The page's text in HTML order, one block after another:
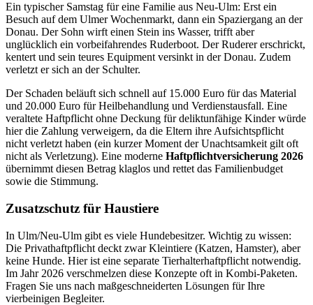
Ein typischer Samstag für eine Familie aus Neu-Ulm: Erst ein
Besuch auf dem Ulmer Wochenmarkt, dann ein Spaziergang an der
Donau. Der Sohn wirft einen Stein ins Wasser, trifft aber
unglücklich ein vorbeifahrendes Ruderboot. Der Ruderer erschrickt,
kentert und sein teures Equipment versinkt in der Donau. Zudem
verletzt er sich an der Schulter.
Der Schaden beläuft sich schnell auf 15.000 Euro für das Material
und 20.000 Euro für Heilbehandlung und Verdienstausfall. Eine
veraltete Haftpflicht ohne Deckung für deliktunfähige Kinder würde
hier die Zahlung verweigern, da die Eltern ihre Aufsichtspflicht
nicht verletzt haben (ein kurzer Moment der Unachtsamkeit gilt oft
nicht als Verletzung). Eine moderne Haftpflichtversicherung 2026
übernimmt diesen Betrag klaglos und rettet das Familienbudget
sowie die Stimmung.
Zusatzschutz für Haustiere
In Ulm/Neu-Ulm gibt es viele Hundebesitzer. Wichtig zu wissen:
Die Privathaftpflicht deckt zwar Kleintiere (Katzen, Hamster), aber
keine Hunde. Hier ist eine separate Tierhalterhaftpflicht notwendig.
Im Jahr 2026 verschmelzen diese Konzepte oft in Kombi-Paketen.
Fragen Sie uns nach maßgeschneiderten Lösungen für Ihre
vierbeinigen Begleiter.